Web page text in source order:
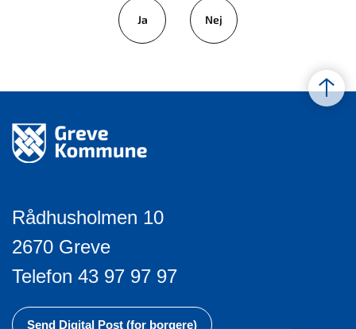
Ja Nej
Rådhusholmen 10
2670 Greve
Telefon 43 97 97 97
Send Digital Post (for borgere)